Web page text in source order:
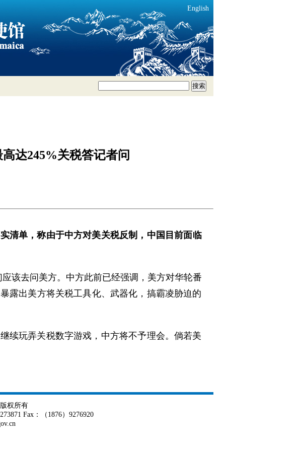
English
搜索
达245%关税答记者问
清单，称由于中方对美关税反制，中国目前面临
该去问美方。中方此前已经强调，美方对华轮番
露出美方将关税工具化、武器化，搞霸凌胁迫的
续玩弄关税数字游戏，中方将不予理会。倘若美
权所有
Fax：（1876）9276920